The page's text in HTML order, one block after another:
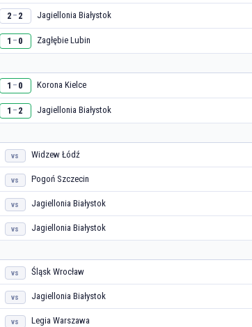
2 – 2 Jagiellonia Białystok
1 – 0 Zagłębie Lubin
1 – 0 Korona Kielce
1 – 2 Jagiellonia Białystok
vs Widzew Łódź
vs Pogoń Szczecin
vs Jagiellonia Białystok
vs Jagiellonia Białystok
vs Śląsk Wrocław
vs Jagiellonia Białystok
vs Legia Warszawa